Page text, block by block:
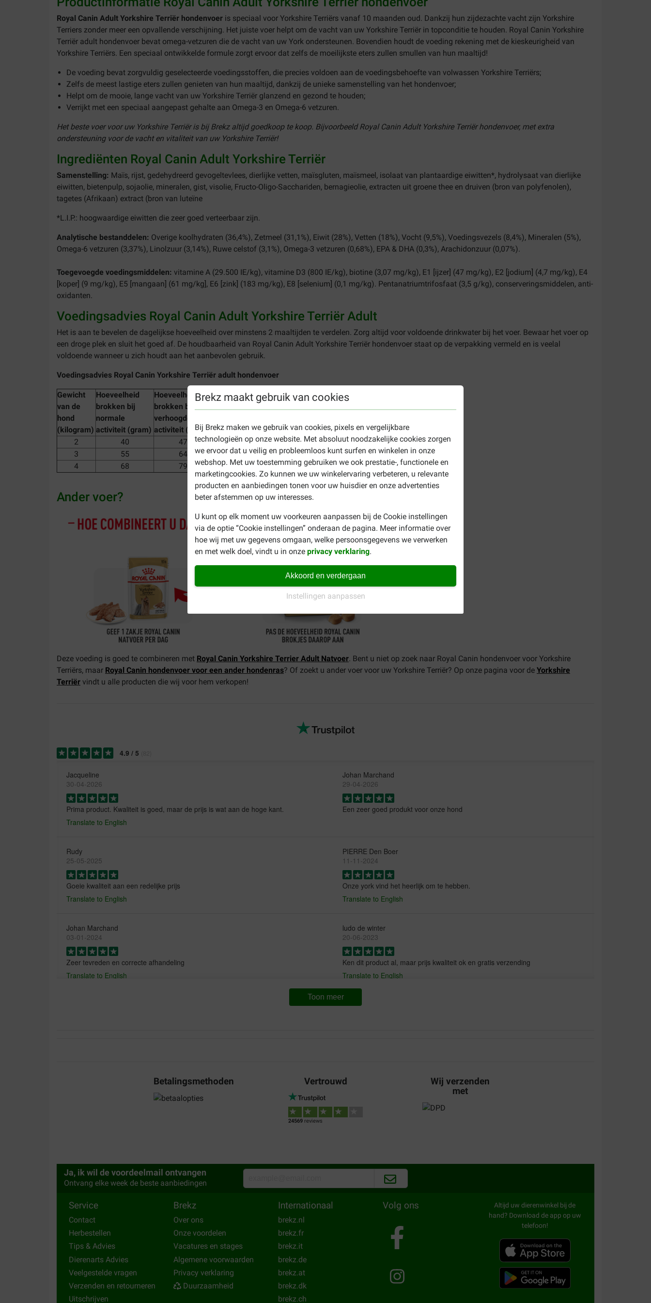
Brekz maakt gebruik van cookies
Bij Brekz maken we gebruik van cookies, pixels en vergelijkbare
technologieën op onze website. Met absoluut noodzakelijke cookies zorgen
we ervoor dat u veilig en probleemloos kunt surfen en winkelen in onze
webshop. Met uw toestemming gebruiken we ook prestatie-, functionele en
marketingcookies. Zo kunnen we uw winkelervaring verbeteren, u relevante
producten en aanbiedingen tonen voor uw huisdier en onze advertenties
beter afstemmen op uw interesses.
U kunt op elk moment uw voorkeuren aanpassen bij de Cookie instellingen
via de optie “Cookie instellingen” onderaan de pagina. Meer informatie over
hoe wij met uw gegevens omgaan, welke persoonsgegevens we verwerken
en met welk doel, vindt u in onze privacy verklaring.
Akkoord en verdergaan
Instellingen aanpassen
Royal Canin Adult Yorkshire Terriër hondenvoer is speciaal voor Yorkshire Terriërs vanaf 10 maanden oud. Dankzij hun zijdezachte vacht zijn Yorkshire
Terriers zonder meer een opvallende verschijning. Het juiste voer helpt om de vacht van uw Yorkshire Terriër in topconditie te houden. Royal Canin Yorkshire
Terriër adult hondenvoer bevat omega-vetzuren die de vacht van uw York ondersteunen. Bovendien houdt de voeding rekening met de kieskeurigheid van
Yorkshire Terriërs. Een speciaal ontwikkelde formule zorgt ervoor dat zelfs de moeilijkste eters zullen smullen van hun maaltijd!
De voeding bevat zorgvuldig geselecteerde voedingsstoffen, die precies voldoen aan de voedingsbehoefte van volwassen Yorkshire Terriërs;
Zelfs de meest lastige eters zullen genieten van hun maaltijd, dankzij de unieke samenstelling van het hondenvoer;
Helpt om de mooie, lange vacht van uw Yorkshire Terriër glanzend en gezond te houden;
Verrijkt met een speciaal aangepast gehalte aan Omega-3 en Omega-6 vetzuren.
Het beste voer voor uw Yorkshire Terriër is bij Brekz altijd goedkoop te koop. Bijvoorbeeld Royal Canin Adult Yorkshire Terriër hondenvoer, met extra
ondersteuning voor de vacht en vitaliteit van uw Yorkshire Terriër!
Ingrediënten Royal Canin Adult Yorkshire Terriër
Samenstelling: Maïs, rijst, gedehydreerd gevogeltevlees, dierlijke vetten, maïsgluten, maïsmeel, isolaat van plantaardige eiwitten*, hydrolysaat van dierlijke
eiwitten, bietenpulp, sojaolie, mineralen, gist, visolie, Fructo-Oligo-Sacchariden, bernagieolie, extracten uit groene thee en druiven (bron van polyfenolen),
tagetes (Afrikaan) extract (bron van luteïne
*L.I.P.: hoogwaardige eiwitten die zeer goed verteerbaar zijn.
Analytische bestanddelen: Overige koolhydraten (36,4%), Zetmeel (31,1%), Eiwit (28%), Vetten (18%), Vocht (9,5%), Voedingsvezels (8,4%), Mineralen (5%),
Omega-6 vetzuren (3,37%), Linolzuur (3,14%), Ruwe celstof (3,1%), Omega-3 vetzuren (0,68%), EPA & DHA (0,3%), Arachidonzuur (0,07%).
Toegevoegde voedingsmiddelen: vitamine A (29.500 IE/kg), vitamine D3 (800 IE/kg), biotine (3,07 mg/kg), E1 [ijzer] (47 mg/kg), E2 [jodium] (4,7 mg/kg), E4
[koper] (9 mg/kg), E5 [mangaan] (61 mg/kg], E6 [zink] (183 mg/kg), E8 [selenium] (0,1 mg/kg). Pentanatriumtrifosfaat (3,5 g/kg), conserveringsmiddelen, anti-
oxidanten.
Voedingsadvies Royal Canin Adult Yorkshire Terriër Adult
Het is aan te bevelen de dagelijkse hoeveelheid over minstens 2 maaltijden te verdelen. Zorg altijd voor voldoende drinkwater bij het voer. Bewaar het voer op
een droge plek en sluit het goed af. De houdbaarheid van Royal Canin Adult Yorkshire Terriër hondenvoer staat op de verpakking vermeld en is veelal
voldoende wanneer u zich houdt aan het aanbevolen gebruik.
Voedingsadvies Royal Canin Yorkshire Terriër adult hondenvoer
Gewicht
van de
hond
(kilogram)
Hoeveelheid
brokken bij
normale
activiteit (gram)
Hoeveelheid
brokken bij
verhoogde
activiteit (gram)
2
40
47
3
55
64
4
68 79
Ander voer?
Deze voeding is goed te combineren met Royal Canin Yorkshire Terrier Adult Natvoer. Bent u niet op zoek naar Royal Canin hondenvoer voor Yorkshire
Terriërs, maar Royal Canin hondenvoer voor een ander hondenras? Of zoekt u ander voer voor uw Yorkshire Terriër? Op onze pagina voor de Yorkshire
Terriër vindt u alle producten die wij voor hem verkopen!
4.9 / 5
Jacqueline
30-04-2026
Prima product. Kwaliteit is goed, maar de prijs is wat aan de hoge kant.
Translate to English
Johan Marchand
29-04-2026
Een zeer goed produkt voor onze hond
Rudy
25-05-2025
Goeie kwaliteit aan een redelijke prijs
Translate to English
PIERRE Den Boer
11-11-2024
Onze york vind het heerlijk om te hebben.
Translate to English
Johan Marchand
03-01-2024
Zeer tevreden en correcte afhandeling
Translate to English
ludo de winter
20-06-2023
Ken dit product al, maar prijs kwaliteit ok en gratis verzending
Translate to English
Jacqueline
Mari Barneveld-Sanchez Morales
Toon meer
Betalingsmethoden Vertrouwd
24569reviews
Wij verzenden
met
Ja, ik wil de voordeelmail ontvangen
Ontvang elke week de beste aanbiedingen
Service
Contact
Herbestellen
Tips & Advies
Dierenarts Advies
Veelgestelde vragen
Verzenden en retourneren
Uitschrijven
Brekz
Over ons
Onze voordelen
Vacatures en stages
Algemene voorwaarden
Privacy verklaring
Duurzaamheid
Internationaal
brekz.nl
brekz.fr
brekz.it
brekz.de
brekz.at
brekz.dk
brekz.ch
Volg ons
Altijd uw dierenwinkel bij de
hand? Download de app op uw
telefoon!